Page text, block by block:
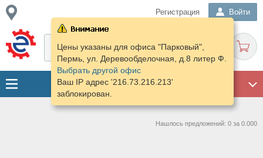
Регистрация Войти
Цены указаны для офиса "Парковый",
Пермь, ул. Деревообделочная, д.8 литер Ф.
Выбрать другой офис
Ваш IP адрес '216.73.216.213'
заблокирован.
Нашлось предложений: 0 за 0.000